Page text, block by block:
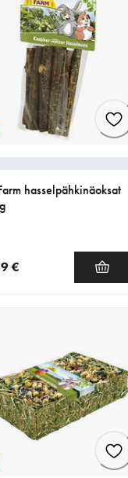
hasselpähkinäoksat
€